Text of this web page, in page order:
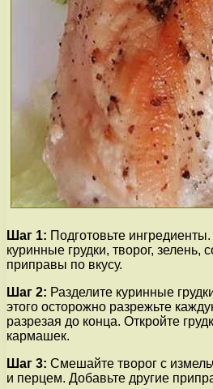
Шаг 1: Подготовьте
куринные грудки, творог, зелень,
приправы по вкусу.
Шаг 2: Разделите куринные
этого осторожно разрежьте
разрезая до конца. Откройте
кармашек.
Шаг 3: Смешайте творог с
и перцем. Добавьте другие